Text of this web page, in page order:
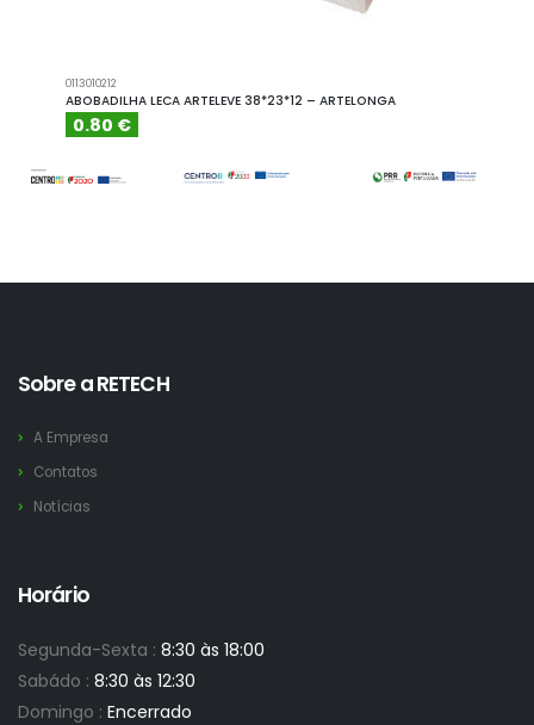
0113010212
ABOBADILHA LECA ARTELEVE 38*23*12 – ARTELONGA
0.80 €
Sobre a RETECH
A Empresa
Contatos
Notícias
Horário
Segunda-Sexta : 8:30 às 18:00
Sabádo : 8:30 às 12:30
Domingo : Encerrado